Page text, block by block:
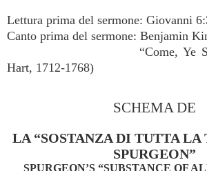
Lettura prima del sermone: Giovanni
Canto prima del sermone: Benjamin
“Come, Ye
Hart, 1712-1768)
SCHEMA DE
LA “SOSTANZA DI TUTTA
SPURGEON”
SPURGEON’S “SUBSTANCE OF